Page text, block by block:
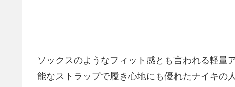
ソックスのようなフィット感とも言われる軽量
能なストラップで履き心地にも優れたナイキの